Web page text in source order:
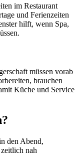
im Restaurant
und Ferienzeiten
hilft, wenn Spa,
müssen vorab
brauchen
Küche und Service
den Abend,
nah